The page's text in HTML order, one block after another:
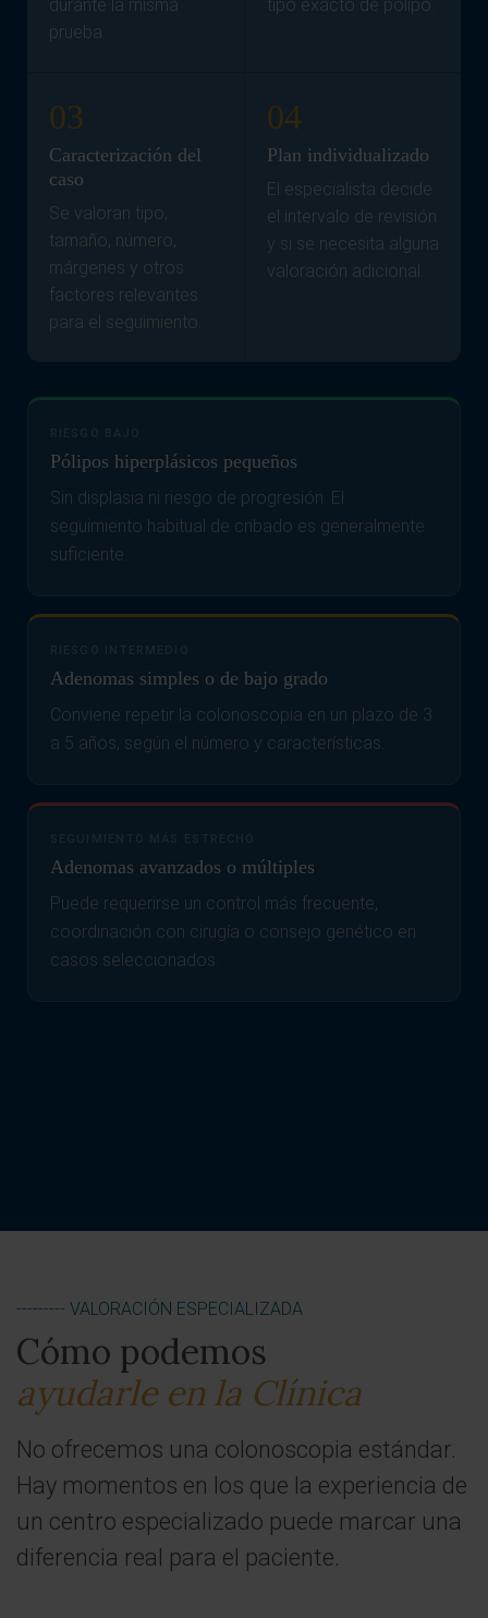
--------- VALORACIÓN ESPECIALIZADA
Cómo podemos
ayudarle en la Clínica
No ofrecemos una colonoscopia estándar.
Hay momentos en los que la experiencia de
un centro especializado puede marcar una
diferencia real para el paciente.